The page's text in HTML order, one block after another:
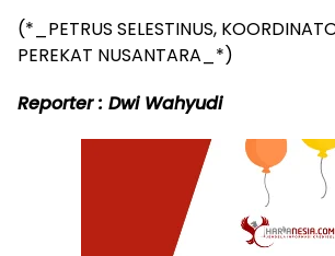
(*_PETRUS SELESTINUS,
PEREKAT NUSANTARA_*)
Reporter : Dwi Wahyudi